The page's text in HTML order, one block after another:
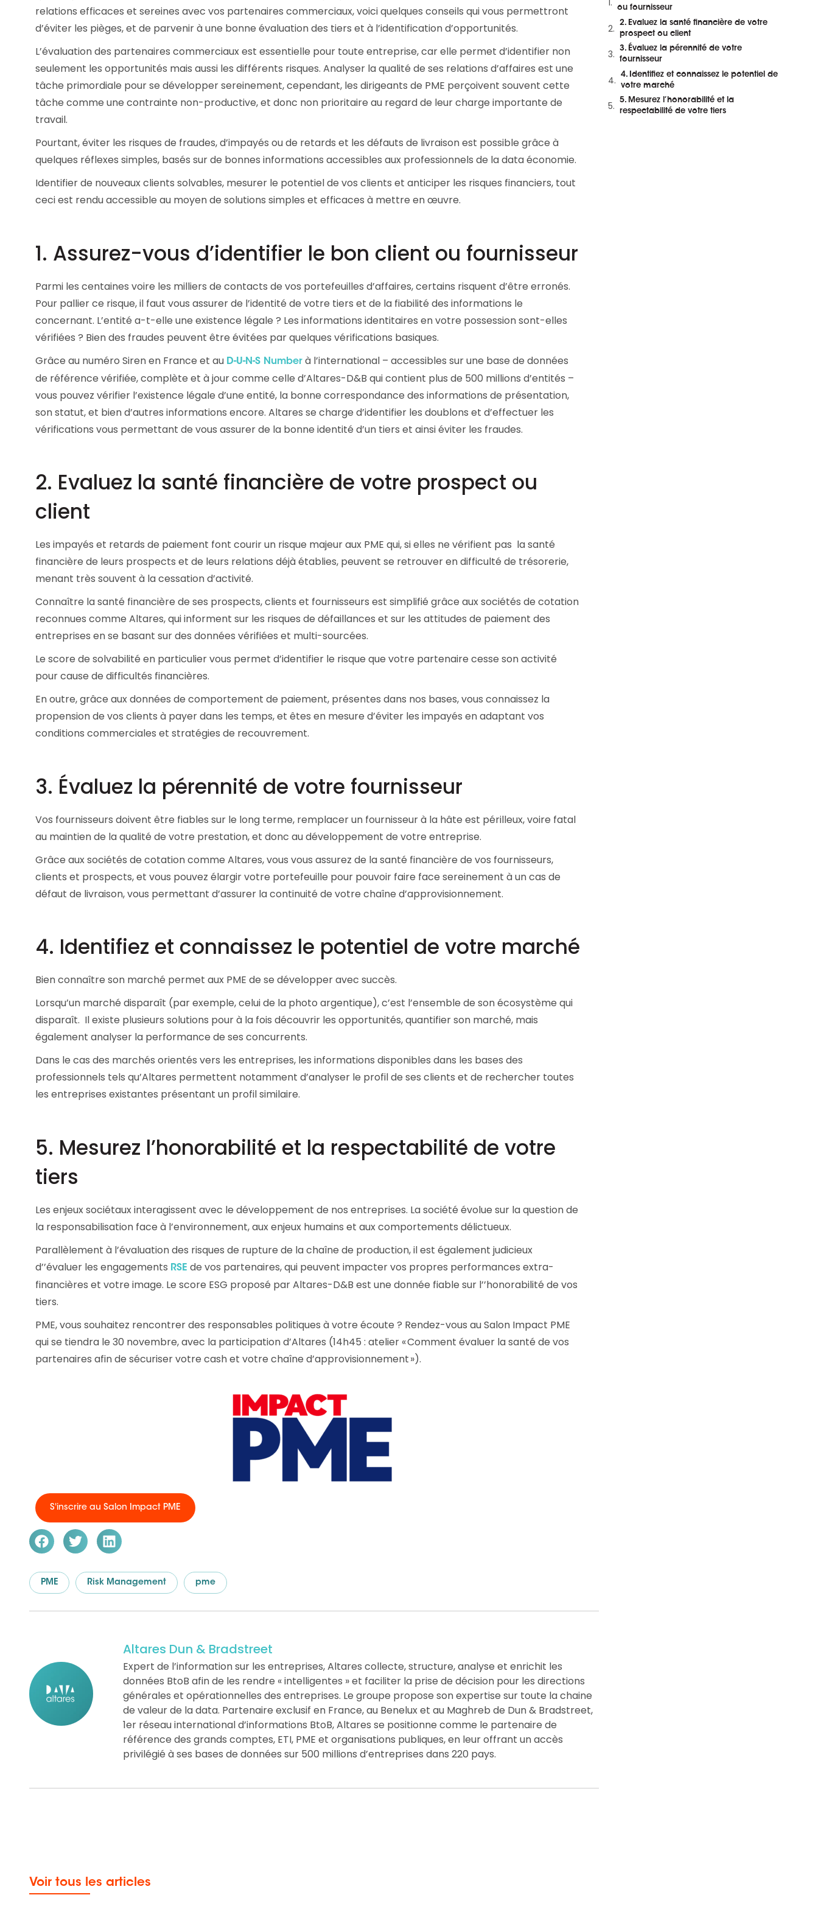
Prendre de meilleures
décisions ​et adopter les
l’attitude de paiement
et en replay
Les principes qui guident nos équipes et
nos engagements.
Consultez les informations relatives à
notre évaluation EcoVadis.
relations efficaces et sereines avec vos partenaires commerciaux, voici quelques conseils qui vous permettront
d’éviter les pièges, et de parvenir à une bonne évaluation des tiers et à l’identification d’opportunités.
L’évaluation des partenaires commerciaux est essentielle pour toute entreprise, car elle permet d’identifier non
seulement les opportunités mais aussi les différents risques. Analyser la qualité de ses relations d’affaires est une
tâche primordiale pour se développer sereinement, cependant, les dirigeants de PME perçoivent souvent cette
tâche comme une contrainte non-productive, et donc non prioritaire au regard de leur charge importante de
travail.
Pourtant, éviter les risques de fraudes, d’impayés ou de retards et les défauts de livraison est possible grâce à
quelques réflexes simples, basés sur de bonnes informations accessibles aux professionnels de la data économie.
Identifier de nouveaux clients solvables, mesurer le potentiel de vos clients et anticiper les risques financiers, tout
ceci est rendu accessible au moyen de solutions simples et efficaces à mettre en œuvre.
1. Assurez-vous d’identifier le bon client ou fournisseur
Parmi les centaines voire les milliers de contacts de vos portefeuilles d’affaires, certains risquent d’être erronés.
Pour pallier ce risque, il faut vous assurer de l’identité de votre tiers et de la fiabilité des informations le
concernant. L’entité a-t-elle une existence légale ? Les informations identitaires en votre possession sont-elles
vérifiées ? Bien des fraudes peuvent être évitées par quelques vérifications basiques.
Grâce au numéro Siren en France et au D-U-N-S Number à l’international – accessibles sur une base de données
de référence vérifiée, complète et à jour comme celle d’Altares-D&B qui contient plus de 500 millions d’entités –
vous pouvez vérifier l’existence légale d’une entité, la bonne correspondance des informations de présentation,
son statut, et bien d’autres informations encore. Altares se charge d’identifier les doublons et d’effectuer les
vérifications vous permettant de vous assurer de la bonne identité d’un tiers et ainsi éviter les fraudes.
2. Evaluez la santé financière de votre prospect ou
client
Les impayés et retards de paiement font courir un risque majeur aux PME qui, si elles ne vérifient pas la santé
financière de leurs prospects et de leurs relations déjà établies, peuvent se retrouver en difficulté de trésorerie,
menant très souvent à la cessation d’activité.
Connaître la santé financière de ses prospects, clients et fournisseurs est simplifié grâce aux sociétés de cotation
reconnues comme Altares, qui informent sur les risques de défaillances et sur les attitudes de paiement des
entreprises en se basant sur des données vérifiées et multi-sourcées.
Le score de solvabilité en particulier vous permet d’identifier le risque que votre partenaire cesse son activité
pour cause de difficultés financières.
En outre, grâce aux données de comportement de paiement, présentes dans nos bases, vous connaissez la
propension de vos clients à payer dans les temps, et êtes en mesure d’éviter les impayés en adaptant vos
conditions commerciales et stratégies de recouvrement.
3. Évaluez la pérennité de votre fournisseur
Vos fournisseurs doivent être fiables sur le long terme, remplacer un fournisseur à la hâte est périlleux, voire fatal
au maintien de la qualité de votre prestation, et donc au développement de votre entreprise.
Grâce aux sociétés de cotation comme Altares, vous vous assurez de la santé financière de vos fournisseurs,
clients et prospects, et vous pouvez élargir votre portefeuille pour pouvoir faire face sereinement à un cas de
défaut de livraison, vous permettant d’assurer la continuité de votre chaîne d’approvisionnement.
4. Identifiez et connaissez le potentiel de votre marché
Bien connaître son marché permet aux PME de se développer avec succès.
Lorsqu’un marché disparaît (par exemple, celui de la photo argentique), c’est l’ensemble de son écosystème qui
disparaît. Il existe plusieurs solutions pour à la fois découvrir les opportunités, quantifier son marché, mais
également analyser la performance de ses concurrents.
Dans le cas des marchés orientés vers les entreprises, les informations disponibles dans les bases des
professionnels tels qu’Altares permettent notamment d’analyser le profil de ses clients et de rechercher toutes
les entreprises existantes présentant un profil similaire.
5. Mesurez l’honorabilité et la respectabilité de votre
tiers
Les enjeux sociétaux interagissent avec le développement de nos entreprises. La société évolue sur la question de
la responsabilisation face à l’environnement, aux enjeux humains et aux comportements délictueux.
Parallèlement à l’évaluation des risques de rupture de la chaîne de production, il est également judicieux
d’’évaluer les engagements RSE de vos partenaires, qui peuvent impacter vos propres performances extra-
financières et votre image. Le score ESG proposé par Altares-D&B est une donnée fiable sur l’’honorabilité de vos
tiers.
PME, vous souhaitez rencontrer des responsables politiques à votre écoute ? Rendez-vous au Salon Impact PME
qui se tiendra le 30 novembre, avec la participation d’Altares (14h45 : atelier «Comment évaluer la santé de vos
partenaires afin de sécuriser votre cash et votre chaîne d’approvisionnement»).
S'inscrire au Salon Impact PME
PME Risk Management pme
Altares Dun & Bradstreet
Expert de l’information sur les entreprises, Altares collecte, structure, analyse et enrichit les
données BtoB afin de les rendre « intelligentes » et faciliter la prise de décision pour les directions
générales et opérationnelles des entreprises. Le groupe propose son expertise sur toute la chaine
de valeur de la data. Partenaire exclusif en France, au Benelux et au Maghreb de Dun & Bradstreet,
1er réseau international d’informations BtoB, Altares se positionne comme le partenaire de
référence des grands comptes, ETI, PME et organisations publiques, en leur offrant un accès
privilégié à ses bases de données sur 500 millions d’entreprises dans 220 pays.
ou fournisseur
2. Evaluez la santé financière de votre
prospect ou client
3. Évaluez la pérennité de votre
fournisseur
4. Identifiez et connaissez le potentiel de
votre marché
5. Mesurez l’honorabilité et la
respectabilité de votre tiers
Voir tous les articles